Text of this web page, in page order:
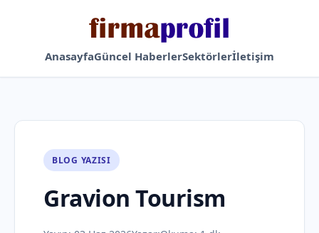
AnasayfaGüncel HaberlerSektörlerİletişim
BLOG YAZISI
Gravion Tourism